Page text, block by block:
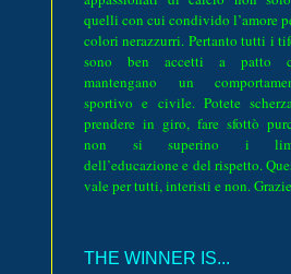
quelli con cui condivido l’amore
colori nerazzurri. Pertanto tutti i
sono ben accetti a patto
mantengano un
sportivo e civile. Potete
prendere in giro, fare sfottò
non si superino i
dell’educazione e del rispetto.
vale per tutti, interisti e non.
THE WINNER IS...